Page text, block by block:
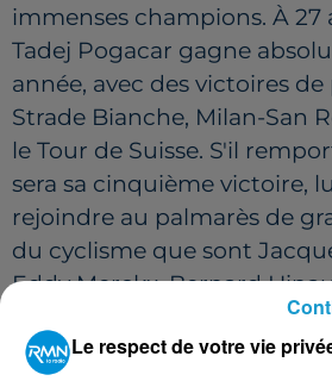
immenses champions. À 27
Tadej Pogacar gagne
année, avec des victoires
Strade Bianche, Milan-San
le Tour de Suisse. S'il
sera sa cinquième victoire,
rejoindre au palmarès de
du cyclisme que sont
Eddy Merckx, Bernard
Face à lui se dresse son
Le respect de votre vie